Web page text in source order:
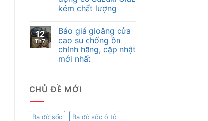
kém chất lượng
12
Th7
Báo giá gioăng cửa
cao su chống ồn
chính hãng, cập nhật
mới nhất
CHỦ ĐỀ MỚI
Ba đờ sốc Ba đờ sốc ô tô